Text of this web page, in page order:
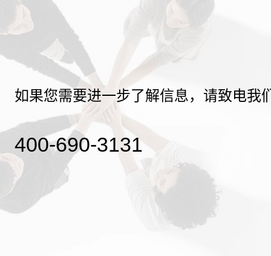
如果您需要进一步了解信息，请致电我
400-690-3131